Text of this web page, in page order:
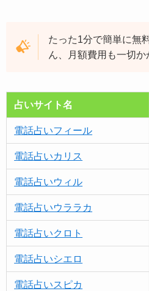
たった1分で簡単に無
ん、月額費用も一切か
占いサイト名
電話占いフィール
電話占いカリス
電話占いウィル
電話占いウララカ
電話占いクロト
電話占いシエロ
電話占いスピカ